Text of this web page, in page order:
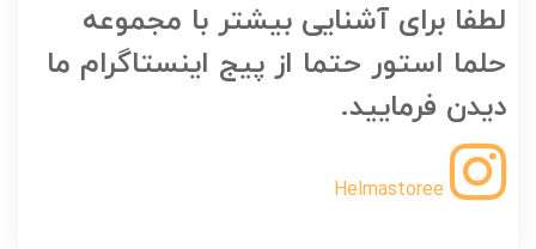
لطفا برای آشنایی بیشتر با مجموعه
حلما استور حتما از پیج اینستاگرام ما
دیدن فرمایید.
Helmastoree